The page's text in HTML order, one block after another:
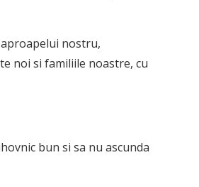
nostru,
noi si familiile noastre, cu
bun si sa nu ascunda